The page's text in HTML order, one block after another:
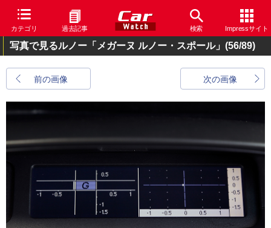
カテゴリ 過去記事 検索 Impressサイト
写真で見るルノー「メガーヌ ルノー・スポール」 (56/89)
前の画像 次の画像